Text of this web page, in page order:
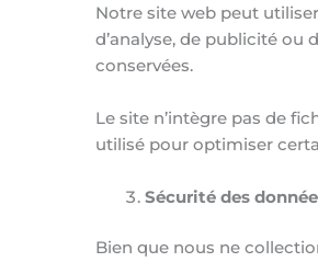
Notre site web peut
d’analyse, de publicité ou
conservées.
Le site n’intègre pas de
utilisé pour optimiser
Sécurité des
Bien que nous ne